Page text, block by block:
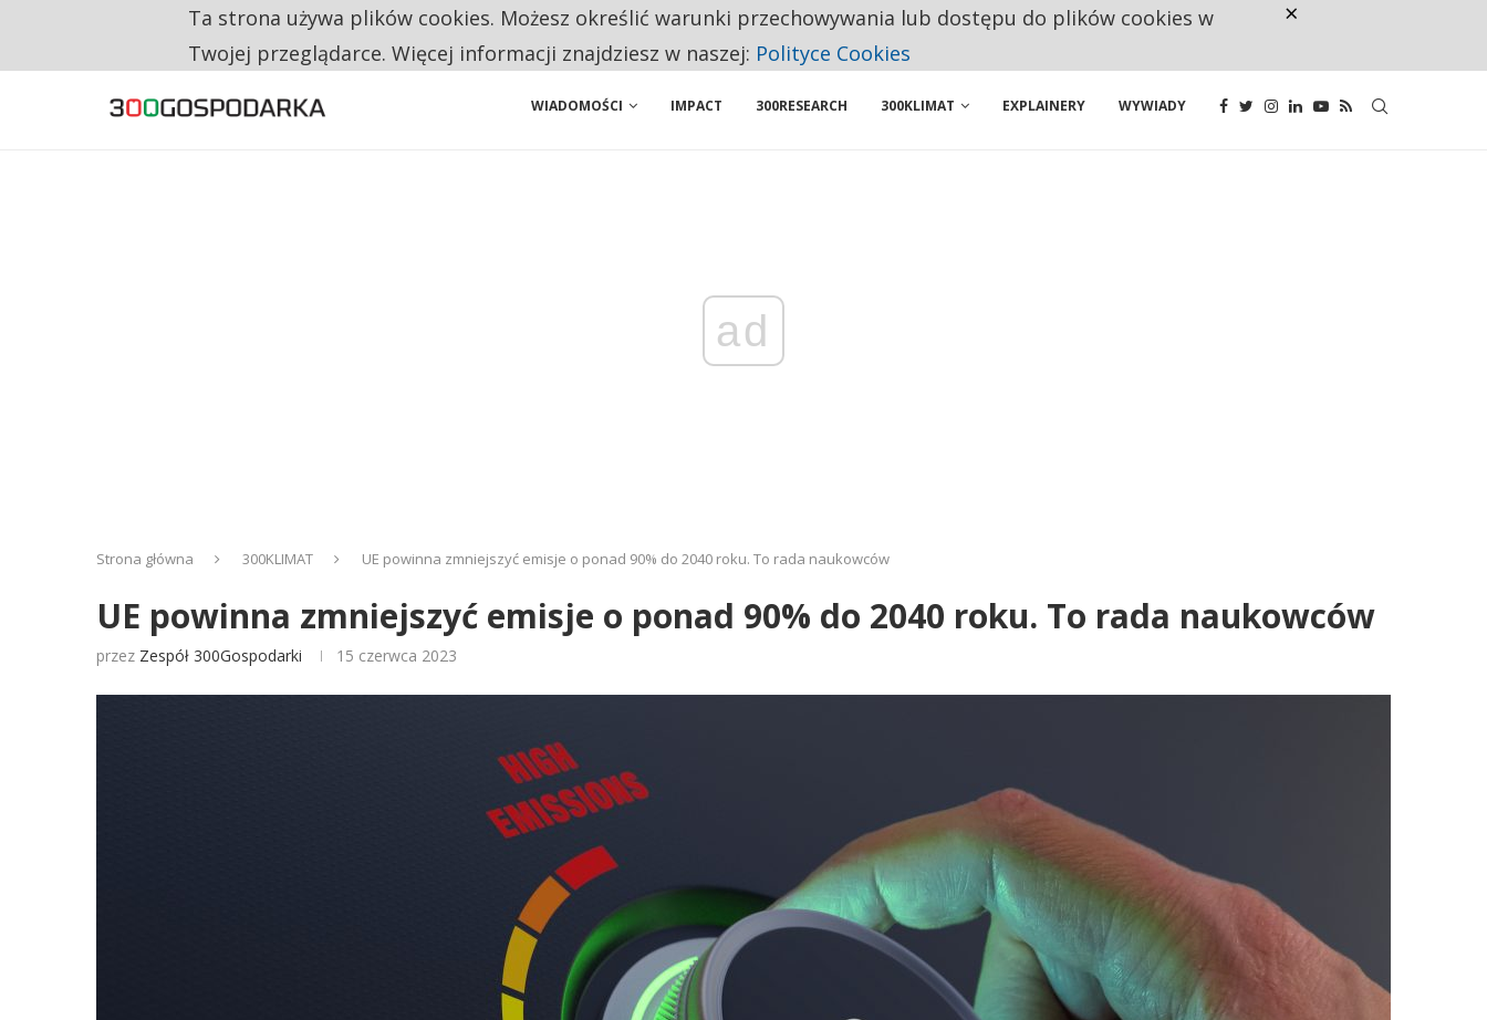
RESTRYKCJE CHIN UDERZAJĄ W EUROPEJSKI PRZEMYSŁ. NA LIŚCIE SĄ DWA PODMIOTY Z POLSKI
WIADOMOŚCI IMPACT 300RESEARCH 300KLIMAT EXPLAINERY WYWIADY
ad
Strona główna 300KLIMAT UE powinna zmniejszyć emisje o ponad 90% do 2040 roku. To rada naukowców
UE powinna zmniejszyć emisje o ponad 90% do 2040 roku. To rada naukowców
przez Zespół 300Gospodarki 15 czerwca 2023
Ta strona używa plików cookies. Możesz określić warunki przechowywania lub dostępu do plików cookies w
Twojej przeglądarce. Więcej informacji znajdziesz w naszej: Polityce Cookies
×